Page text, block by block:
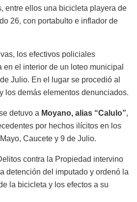
entre ellos una bicicleta playera de
26, con portabulto e inflador de
los efectivos policiales
en el interior de un loteo municipal
Julio. En el lugar se procedió al
los demás elementos denunciados.
detuvo a Moyano, alias “Calulo”,
por hechos ilícitos en los
Caucete y 9 de Julio.
contra la Propiedad intervino
detención del imputado y ordenó la
la bicicleta y los efectos a su